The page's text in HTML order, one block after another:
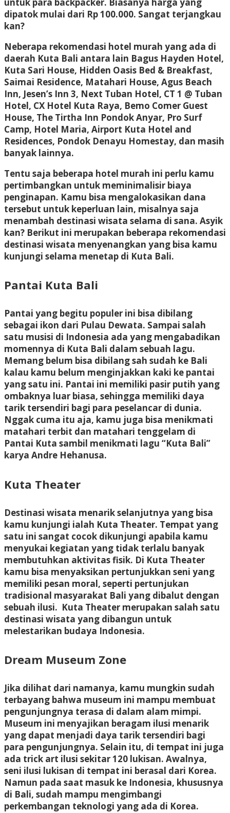
dipatok mulai dari Rp 100.000. Sangat terjangkau
kan?
Neberapa rekomendasi hotel murah yang ada di
daerah Kuta Bali antara lain Bagus Hayden Hotel,
Kuta Sari House, Hidden Oasis Bed & Breakfast,
Saimai Residence, Matahari House, Agus Beach
Inn, Jesen’s Inn 3, Next Tuban Hotel, CT 1 @ Tuban
Hotel, CX Hotel Kuta Raya, Bemo Comer Guest
House, The Tirtha Inn Pondok Anyar, Pro Surf
Camp, Hotel Maria, Airport Kuta Hotel and
Residences, Pondok Denayu Homestay, dan masih
banyak lainnya.
Tentu saja beberapa hotel murah ini perlu kamu
pertimbangkan untuk meminimalisir biaya
penginapan. Kamu bisa mengalokasikan dana
tersebut untuk keperluan lain, misalnya saja
menambah destinasi wisata selama di sana. Asyik
kan? Berikut ini merupakan beberapa rekomendasi
destinasi wisata menyenangkan yang bisa kamu
kunjungi selama menetap di Kuta Bali.
Pantai Kuta Bali
Pantai yang begitu populer ini bisa dibilang
sebagai ikon dari Pulau Dewata. Sampai salah
satu musisi di Indonesia ada yang mengabadikan
momennya di Kuta Bali dalam sebuah lagu.
Memang belum bisa dibilang sah sudah ke Bali
kalau kamu belum menginjakkan kaki ke pantai
yang satu ini. Pantai ini memiliki pasir putih yang
ombaknya luar biasa, sehingga memiliki daya
tarik tersendiri bagi para peselancar di dunia.
Nggak cuma itu aja, kamu juga bisa menikmati
matahari terbit dan matahari tenggelam di
Pantai Kuta sambil menikmati lagu “Kuta Bali”
karya Andre Hehanusa.
Kuta Theater
Destinasi wisata menarik selanjutnya yang bisa
kamu kunjungi ialah Kuta Theater. Tempat yang
satu ini sangat cocok dikunjungi apabila kamu
menyukai kegiatan yang tidak terlalu banyak
membutuhkan aktivitas fisik. Di Kuta Theater
kamu bisa menyaksikan pertunjukkan seni yang
memiliki pesan moral, seperti pertunjukan
tradisional masyarakat Bali yang dibalut dengan
sebuah ilusi. Kuta Theater merupakan salah satu
destinasi wisata yang dibangun untuk
melestarikan budaya Indonesia.
Dream Museum Zone
Jika dilihat dari namanya, kamu mungkin sudah
terbayang bahwa museum ini mampu membuat
pengunjungnya terasa di dalam alam mimpi.
Museum ini menyajikan beragam ilusi menarik
yang dapat menjadi daya tarik tersendiri bagi
para pengunjungnya. Selain itu, di tempat ini juga
ada trick art ilusi sekitar 120 lukisan. Awalnya,
seni ilusi lukisan di tempat ini berasal dari Korea.
Namun pada saat masuk ke Indonesia, khususnya
di Bali, sudah mampu mengimbangi
perkembangan teknologi yang ada di Korea.